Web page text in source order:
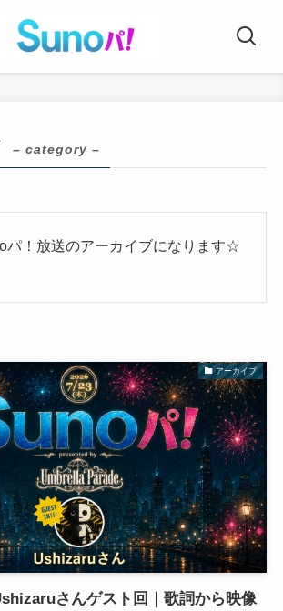
– category –
パ！放送のアーカイブになります☆
アーカイブ
さんゲスト回｜歌詞から映像